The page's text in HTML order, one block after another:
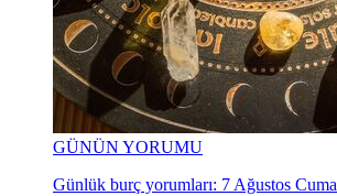
GÜNÜN YORUMU
Günlük burç yorumları: 7 Ağustos Cuma